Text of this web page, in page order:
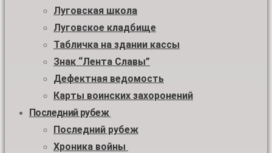
Луговская школа
Луговское кладбище
Табличка на здании кассы
Знак “Лента Славы”
Дефектная ведомость
Карты воинских захоронений
Последний рубеж
Последний рубеж
Хроника войны